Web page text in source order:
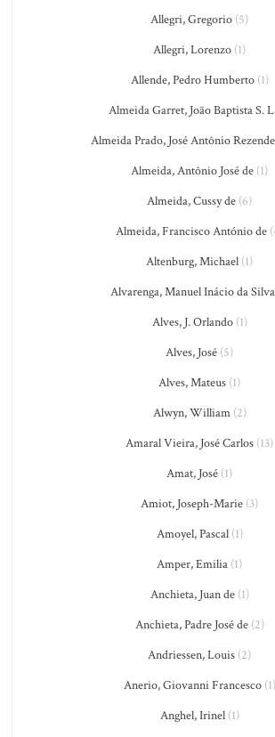
Allegri, Gregorio (5)
Allegri, Lorenzo (1)
Allende, Pedro Humberto(1)
Almeida Garret, João Baptista S.
Almeida Prado, José Antônio
Almeida, Antônio José de (1)
Almeida, Cussy de (6)
Almeida, Francisco António de
Altenburg, Michael (1)
Alvarenga, Manuel Inácio da Silva
Alves, J. Orlando(1)
Alves, José (5)
Alves, Mateus (1)
Alwyn, William(2)
Amaral Vieira, José Carlos (13)
Amat, José (1)
Amiot, Joseph-Marie (3)
Amoyel, Pascal(1)
Amper, Emilia (1)
Anchieta, Juan de(1)
Anchieta, Padre José de(2)
Andriessen, Louis (2)
Anerio, Giovanni Francesco(1)
Anghel, Irinel(1)